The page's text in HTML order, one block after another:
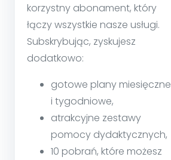
korzystny abonament, który
łączy wszystkie nasze usługi.
Subskrybując, zyskujesz
dodatkowo:
gotowe plany miesięczne
i tygodniowe,
atrakcyjne zestawy
pomocy dydaktycznych,
10 pobrań, które możesz